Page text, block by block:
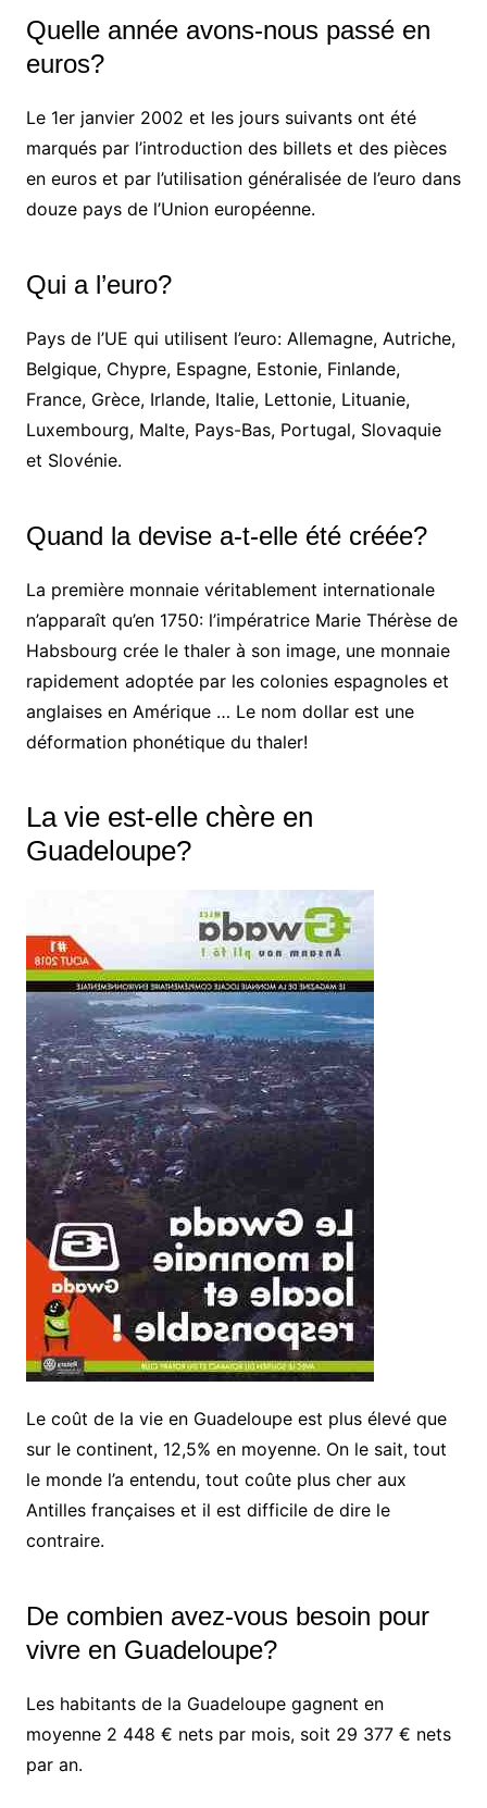
Quelle année avons-nous passé en
euros?
Le 1er janvier 2002 et les jours suivants ont été
marqués par l’introduction des billets et des pièces
en euros et par l’utilisation généralisée de l’euro dans
douze pays de l’Union européenne.
Qui a l’euro?
Pays de l’UE qui utilisent l’euro: Allemagne, Autriche,
Belgique, Chypre, Espagne, Estonie, Finlande,
France, Grèce, Irlande, Italie, Lettonie, Lituanie,
Luxembourg, Malte, Pays-Bas, Portugal, Slovaquie
et Slovénie.
Quand la devise a-t-elle été créée?
La première monnaie véritablement internationale
n’apparaît qu’en 1750: l’impératrice Marie Thérèse de
Habsbourg crée le thaler à son image, une monnaie
rapidement adoptée par les colonies espagnoles et
anglaises en Amérique … Le nom dollar est une
déformation phonétique du thaler!
La vie est-elle chère en
Guadeloupe?
Le coût de la vie en Guadeloupe est plus élevé que
sur le continent, 12,5% en moyenne. On le sait, tout
le monde l’a entendu, tout coûte plus cher aux
Antilles françaises et il est difficile de dire le
contraire.
De combien avez-vous besoin pour
vivre en Guadeloupe?
Les habitants de la Guadeloupe gagnent en
moyenne 2 448 € nets par mois, soit 29 377 € nets
par an.